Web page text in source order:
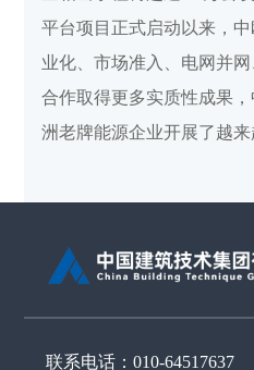
平台项目正式启动以来，
业化、市场准入、电网并
合作取得更多实质性成果
洲老牌能源企业开展了越来
联系电话：010-64517637